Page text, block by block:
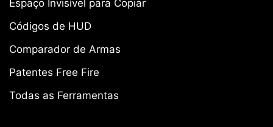
Espaço Invisível para Copiar
Códigos de HUD
Comparador de Armas
Patentes Free Fire
Todas as Ferramentas